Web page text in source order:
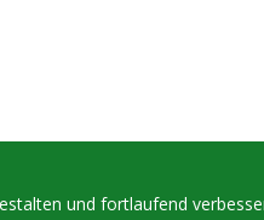
und fortlaufend